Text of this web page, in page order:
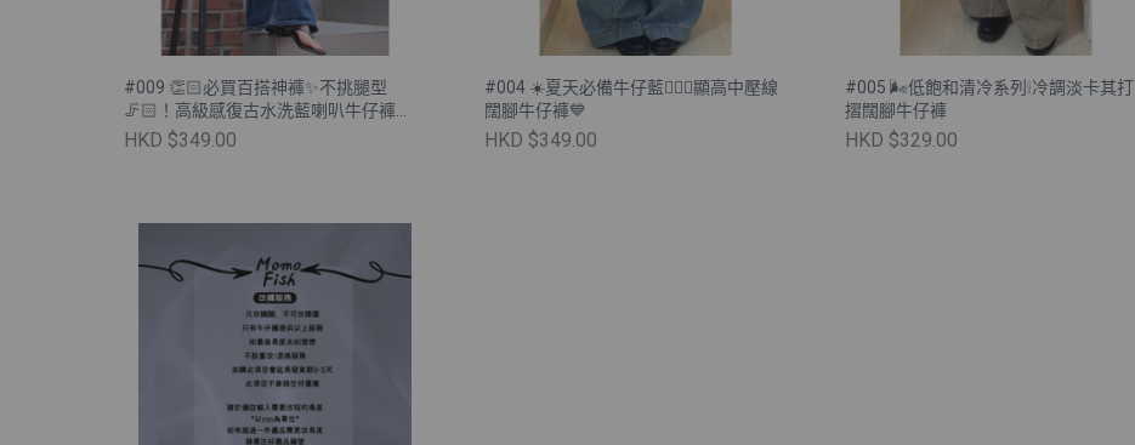
#009 👏🏻必買百搭神褲✨不挑腿型
🦵🏻！高級感復古水洗藍喇叭牛仔褲
［💙兩色入🖤］
HKD $349.00
#004 ☀️夏天必備牛仔藍💁🏻‍♀️顯高中壓線
闊腳牛仔褲💙
HKD $349.00
#005 🌬️低飽和清冷系列❕冷調淡卡其打
摺闊腳牛仔褲
HKD $329.00